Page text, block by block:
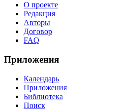
О проекте
Редакция
Авторы
Договор
FAQ
Приложения
Календарь
Приложения
Библиотека
Поиск